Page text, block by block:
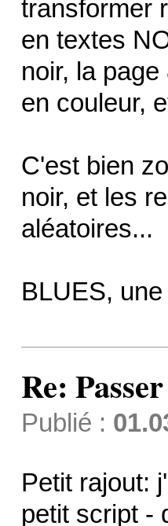
transformer
en textes
noir, la
en couleur,
C'est bien
noir, et les
aléatoires...
BLUES,
Re:
Publié :
Petit rajout:
petit script -